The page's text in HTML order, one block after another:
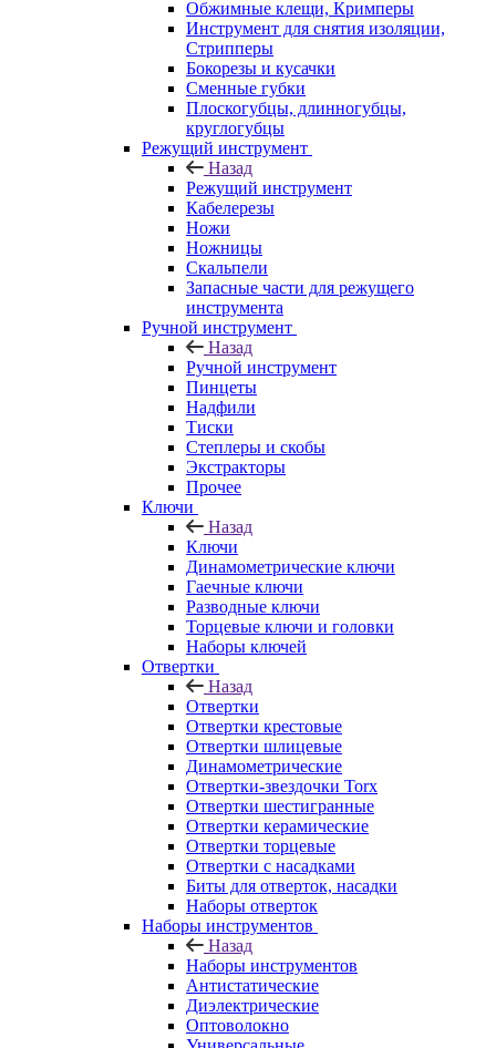
Обжимные клещи, Кримперы
Инструмент для снятия изоляции,
Стрипперы
Бокорезы и кусачки
Сменные губки
Плоскогубцы, длинногубцы,
круглогубцы
Режущий инструмент
Назад
Режущий инструмент
Кабелерезы
Ножи
Ножницы
Скальпели
Запасные части для режущего
инструмента
Ручной инструмент
Назад
Ручной инструмент
Пинцеты
Надфили
Тиски
Степлеры и скобы
Экстракторы
Прочее
Ключи
Назад
Ключи
Динамометрические ключи
Гаечные ключи
Разводные ключи
Торцевые ключи и головки
Наборы ключей
Отвертки
Назад
Отвертки
Отвертки крестовые
Отвертки шлицевые
Динамометрические
Отвертки-звездочки Torx
Отвертки шестигранные
Отвертки керамические
Отвертки торцевые
Отвертки с насадками
Биты для отверток, насадки
Наборы отверток
Наборы инструментов
Назад
Наборы инструментов
Антистатические
Диэлектрические
Оптоволокно